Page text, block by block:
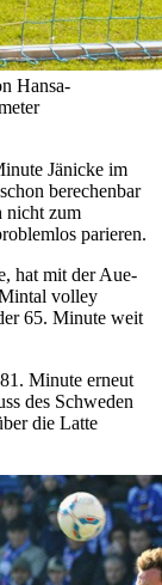
Hansa-
Jänicke im
berechenbar
nicht zum
parieren.
hat mit der Aue-
volley
65. Minute weit
Minute erneut
des Schweden
die Latte